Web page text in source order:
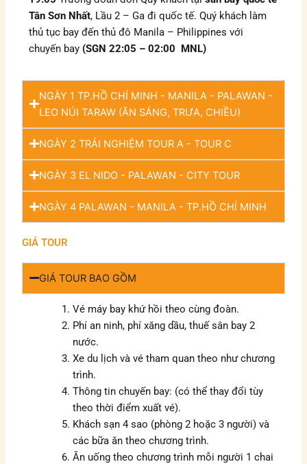
Tân Sơn Nhất, Lầu 2 – Ga đi quốc tế. Quý khách làm
thủ tục bay đến thủ đô Manila – Philippines với
chuyến bay (SGN 22:05 – 02:00 MNL)
NGÀY 1 TP.HỒ CHÍ MINH - MANILA - PALAWAN -
LEO NÚI TARAW (ĂN SÁNG, TRƯA, CHIỀU)
NGÀY 2 TRẢI NGHIỆM TOUR A - TOUR C
NGÀY 3 EL NIDO - PALAWAN - CITY TOUR
NGÀY 4 PALAWAN - MANILA - TP.HỒ CHÍ MINH
GIÁ TOUR
GIÁ TOUR BAO GỒM
Vé máy bay khứ hồi theo cùng đoàn.
Phí an ninh, phí xăng dầu, thuế sân bay 2
nước.
Xe du lịch và vé tham quan theo như chương
trình.
Thông tin chuyến bay: (có thể thay đổi tùy
theo thời điểm xuất vé).
Khách sạn 4 sao (phòng 2 hoặc 3 người) và
các bữa ăn theo chương trình.
Ăn uống theo chương trình mỗi người 1 chai